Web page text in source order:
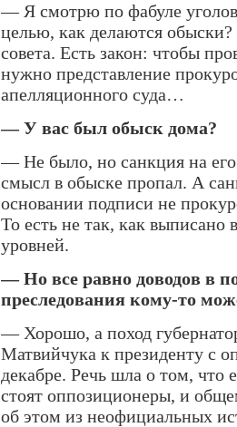
— Я смотрю по фабуле
целью, как делаются обыски?
совета. Есть закон: чтобы
нужно представление
апелляционного суда…
— У вас был обыск дома?
— Не было, но санкция на его
смысл в обыске пропал. А
основании подписи не
То есть не так, как выписано
уровней.
— Но все равно доводов в
преследования кому-то
— Хорошо, а поход
Матвийчука к президенту с
декабре. Речь шла о том, что
стоят оппозиционеры, и
об этом из неофициальных